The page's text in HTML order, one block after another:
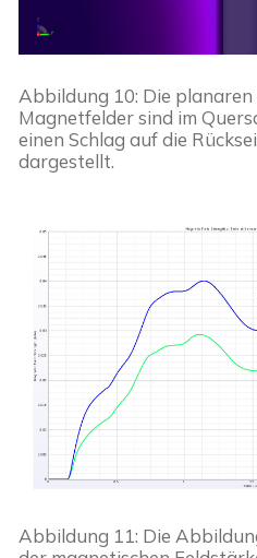
Abbildung 10: Die
Magnetfelder sind im
einen Schlag auf die
dargestellt.
Abbildung 11: Die